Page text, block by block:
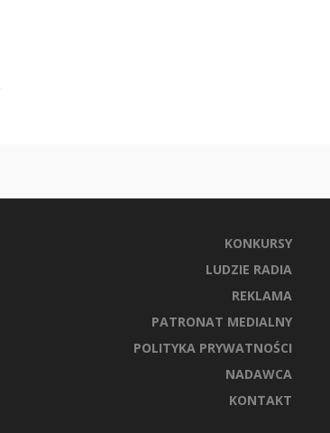
KONKURSY
LUDZIE RADIA
REKLAMA
PATRONAT MEDIALNY
POLITYKA PRYWATNOŚCI
NADAWCA
KONTAKT